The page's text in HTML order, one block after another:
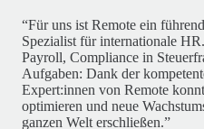
“Für uns ist Remote ein
Spezialist für internationale
Payroll, Compliance in
Aufgaben: Dank der
Expert:innen von Remote
optimieren und neue
ganzen Welt erschließen.”